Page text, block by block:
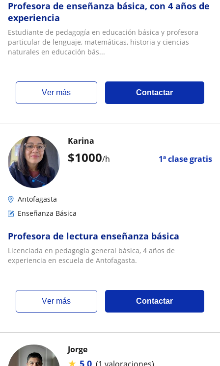
Profesora de enseñanza básica, con 4 años de
experiencia
Estudiante de pedagogía en educación básica y profesora
particular de lenguaje, matemáticas, historia y ciencias
naturales en educación bás...
ver más Contactar
$1000/h 1ª clase gratis
Karina
Antofagasta
Enseñanza Básica
Profesora de lectura enseñanza básica
Licenciada en pedagogía general básica, 4 años de
experiencia en escuela de Antofagasta.
ver más Contactar
Jorge
★ 5,0 (1 valoraciones)